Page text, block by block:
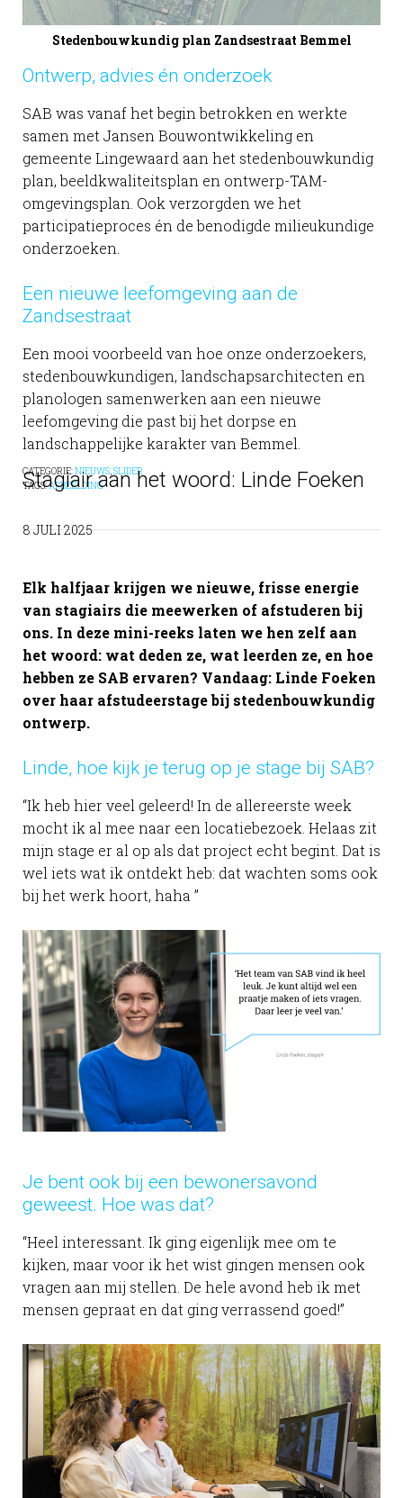
Stedenbouwkundig plan Zandsestraat Bemmel
Ontwerp, advies én onderzoek
SAB was vanaf het begin betrokken en werkte
samen met Jansen Bouwontwikkeling en
gemeente Lingewaard aan het stedenbouwkundig
plan, beeldkwaliteitsplan en ontwerp-TAM-
omgevingsplan. Ook verzorgden we het
participatieproces én de benodigde milieukundige
onderzoeken.
Een nieuwe leefomgeving aan de
Zandsestraat
Een mooi voorbeeld van hoe onze onderzoekers,
stedenbouwkundigen, landschapsarchitecten en
planologen samenwerken aan een nieuwe
leefomgeving die past bij het dorpse en
landschappelijke karakter van Bemmel.
CATEGORIE:NIEUWS,SLIDER
TAGS:AFBEELDING
Stagiair aan het woord: Linde Foeken
8 JULI 2025
Elk halfjaar krijgen we nieuwe, frisse energie
van stagiairs die meewerken of afstuderen bij
ons. In deze mini-reeks laten we hen zelf aan
het woord: wat deden ze, wat leerden ze, en hoe
hebben ze SAB ervaren? Vandaag: Linde Foeken
over haar afstudeerstage bij stedenbouwkundig
ontwerp.
Linde, hoe kijk je terug op je stage bij SAB?
“Ik heb hier veel geleerd! In de allereerste week
mocht ik al mee naar een locatiebezoek. Helaas zit
mijn stage er al op als dat project echt begint. Dat is
wel iets wat ik ontdekt heb: dat wachten soms ook
bij het werk hoort, haha ”
Je bent ook bij een bewonersavond
geweest. Hoe was dat?
“Heel interessant. Ik ging eigenlijk mee om te
kijken, maar voor ik het wist gingen mensen ook
vragen aan mij stellen. De hele avond heb ik met
mensen gepraat en dat ging verrassend goed!”